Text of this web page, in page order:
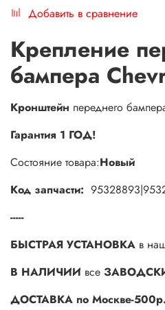
Добавить в сравнение
Крепление
бампера
Кронштейн переднего
Гарантия 1 ГОД!
Состояние товара:Новый
Код запчасти:
-----
БЫСТРАЯ УСТАНОВКА в
В НАЛИЧИИ все
ДОСТАВКА по Москве-500р.